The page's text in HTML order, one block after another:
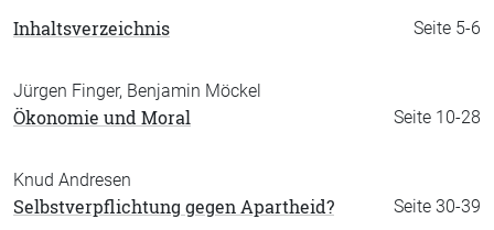
Seite 5-6
Inhaltsverzeichnis
Jürgen Finger, Benjamin Möckel
Seite 10-28
Ökonomie und Moral
Knud Andresen
Seite 30-39
Selbstverpflichtung gegen Apartheid?